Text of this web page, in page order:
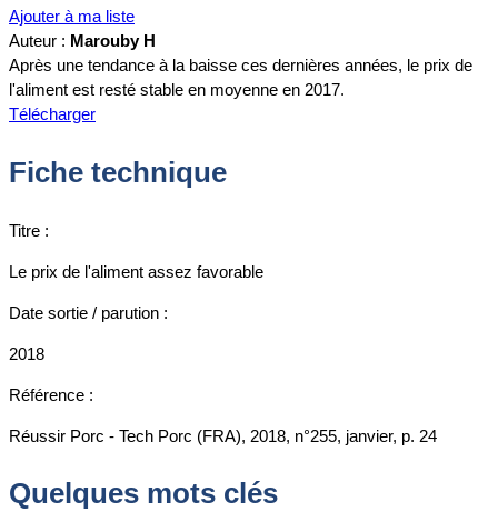
Ajouter à ma liste
Auteur : Marouby H
Après une tendance à la baisse ces dernières années, le prix de
l'aliment est resté stable en moyenne en 2017.
Télécharger
Fiche technique
Titre :
Le prix de l'aliment assez favorable
Date sortie / parution :
2018
Référence :
Réussir Porc - Tech Porc (FRA), 2018, n°255, janvier, p. 24
Quelques mots clés